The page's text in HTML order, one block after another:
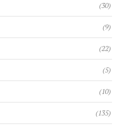
(30)
(9)
(22)
(5)
(10)
(135)